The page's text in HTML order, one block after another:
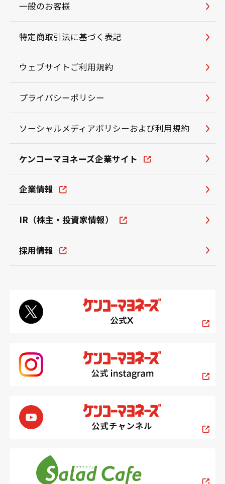
一般のお客様
特定商取引法に基づく表記
ウェブサイトご利用規約
プライバシーポリシー
ソーシャルメディアポリシーおよび利用規約
ケンコーマヨネーズ企業サイト
企業情報
IR（株主・投資家情報）
採用情報